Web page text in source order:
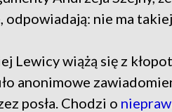
odpowiadają: nie ma
Lewicy wiążą się z
anonimowe
posła. Chodzi o